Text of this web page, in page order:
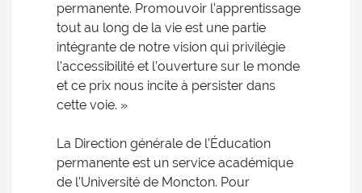
permanente. Promouvoir l’apprentissage
tout au long de la vie est une partie
intégrante de notre vision qui privilégie
l’accessibilité et l’ouverture sur le monde
et ce prix nous incite à persister dans
cette voie. »
La Direction générale de l’Éducation
permanente est un service académique
de l’Université de Moncton. Pour